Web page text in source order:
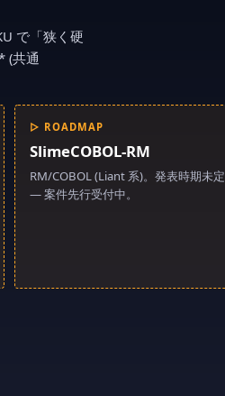
で「狭く硬
(共通
▷ ROADMAP
SlimeCOBOL-RM
RM/COBOL (Liant 系)。発表時期未定
― 案件先行受付中。